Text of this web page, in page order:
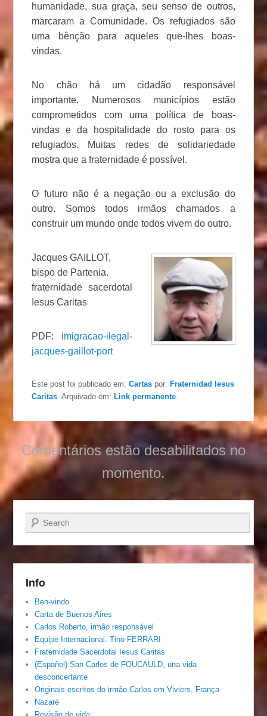
humanidade, sua graça, seu senso de outros,
marcaram a Comunidade. Os refugiados são
uma bênção para aqueles que-lhes boas-
vindas.
No chão há um cidadão responsável
importante. Numerosos municípios estão
comprometidos com uma política de boas-
vindas e da hospitalidade do rosto para os
refugiados. Muitas redes de solidariedade
mostra que a fraternidade é possível.
O futuro não é a negação ou a exclusão do
outro. Somos todos irmãos chamados a
construir um mundo onde todos vivem do outro.
Jacques GAILLOT,
bispo de Partenia.
fraternidade sacerdotal
Iesus Caritas
PDF: imigracao-ilegal-
jacques-gaillot-port
Este post foi publicado em:Cartas por: Fraternidad Iesus
Caritas . Arquivado em: Link permanente
Comentários estão desabilitados no
momento.
Pesquisar…
Info
Ben-vindo
Carta de Buenos Aires
Carlos Roberto, irmâo responsável
Equipe Internacional. Tino FERRARI
Fraternidade Sacerdotal Iesus Caritas
(Español) San Carlos de FOUCAULD, una vida
desconcertante
Originais escritos do irmão Carlos em Viviers, França
Nazaré